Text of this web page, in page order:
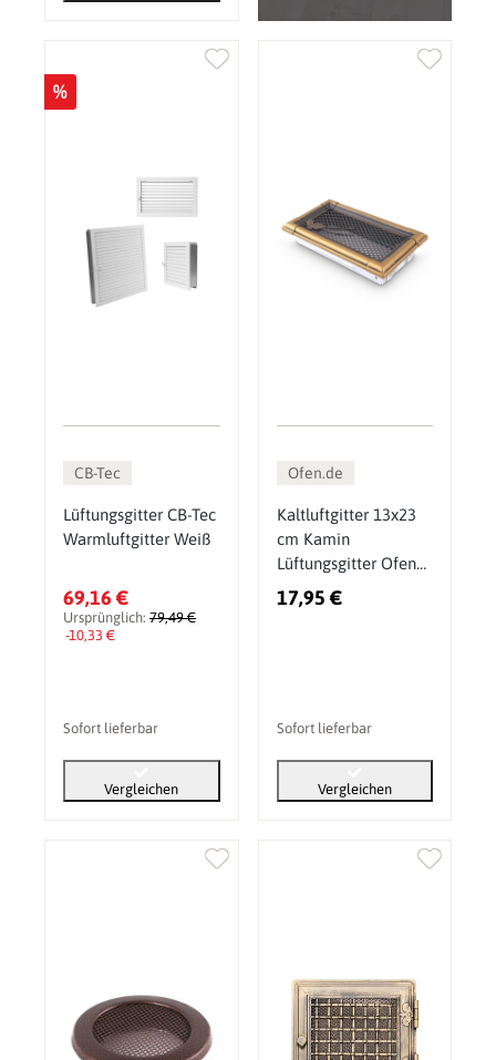
%
CB-Tec
Lüftungsgitter CB-Tec
Warmluftgitter Weiß
69,16 €
Ursprünglich: 79,49 €
-10,33 €
Sofort lieferbar
Vergleichen
Ofen.de
Kaltluftgitter 13x23
cm Kamin
Lüftungsgitter Ofen
Gitter Gold Patina
17,95 €
Sofort lieferbar
Vergleichen